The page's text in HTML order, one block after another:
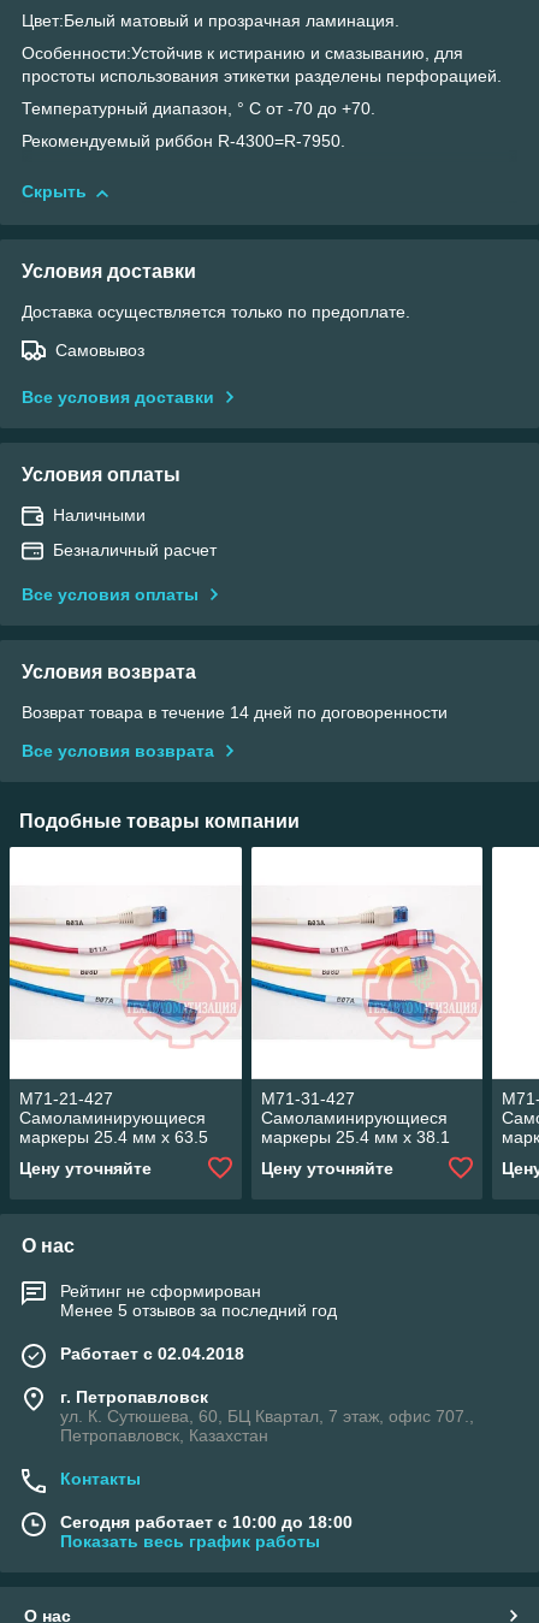
Цвет:Белый матовый и прозрачная ламинация.
Особенности:Устойчив к истиранию и смазыванию, для
простоты использования этикетки разделены перфорацией.
Температурный диапазон, ° С от -70 до +70.
Рекомендуемый риббон R-4300=R-7950.
Скрыть
Условия доставки
Доставка осуществляется только по предоплате.
Самовывоз
Все условия доставки
Условия оплаты
Наличными
Безналичный расчет
Все условия оплаты
Условия возврата
Возврат товара в течение 14 дней по договоренности
Все условия возврата
Подобные товары компании
M71-21-427
Самоламинирующиеся
маркеры 25.4 мм х 63.5
надписывания 25.4 мм x
Цену уточняйте
M71-31-427
Самоламинирующиеся
маркеры 25.4 мм х 38.1
надписывания 25.4 мм x
Цену уточняйте
О нас
Рейтинг не сформирован
Менее 5 отзывов за последний год
Работает с 02.04.2018
г. Петропавловск
ул. К. Сутюшева, 60, БЦ Квартал, 7 этаж, офис 707.,
Петропавловск, Казахстан
Контакты
Сегодня работает с 10:00 до 18:00
Показать весь график работы
О нас